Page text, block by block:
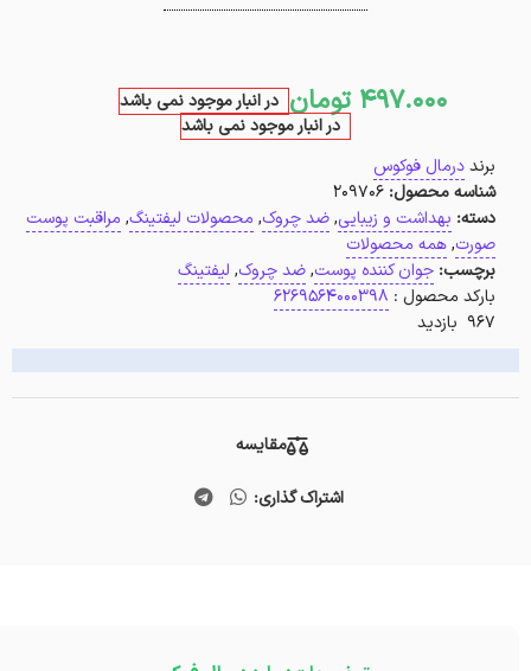
497.000 تومان در انبار موجود نمی باشد
در انبار موجود نمی باشد
برنددرمال فوکوس
شناسه محصول: 209706
دسته: بهداشت و زیبایی,ضد چروک, محصولات لیفتینگ, مراقبت پوست
صورت,همه محصولات
برچسب: جوان کننده پوست,ضد چروک, لیفتینگ
بارکد محصول : 6269564000398
967 بازدید
مقایسه
اشتراک گذاری: